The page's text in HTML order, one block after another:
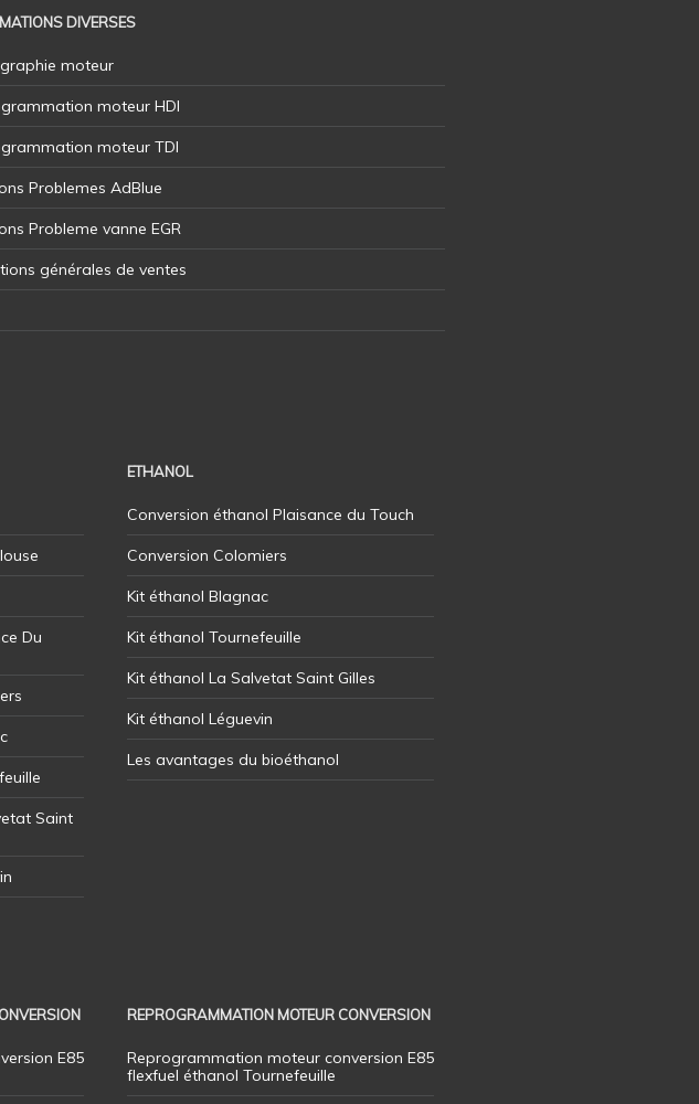
DIVERSES
moteur
moteur HDI
moteur TDI
Problemes AdBlue
Probleme vanne EGR
générales de ventes
Du
Saint
ETHANOL
Conversion éthanol Plaisance du Touch
Conversion Colomiers
Kit éthanol Blagnac
Kit éthanol Tournefeuille
Kit éthanol La Salvetat Saint Gilles
Kit éthanol Léguevin
Les avantages du bioéthanol
E85
REPROGRAMMATION MOTEUR CONVERSION
Reprogrammation moteur conversion E85
flexfuel éthanol Tournefeuille